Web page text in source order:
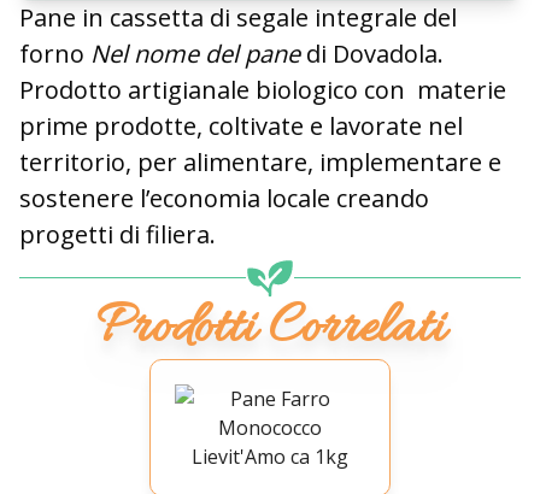
Pane in cassetta di segale integrale del
forno Nel nome del panedi Dovadola.
Prodotto artigianale biologico con materie
prime prodotte, coltivate e lavorate nel
territorio, per alimentare, implementare e
sostenere l’economia locale creando
progetti di filiera.
Prodotti Correlati